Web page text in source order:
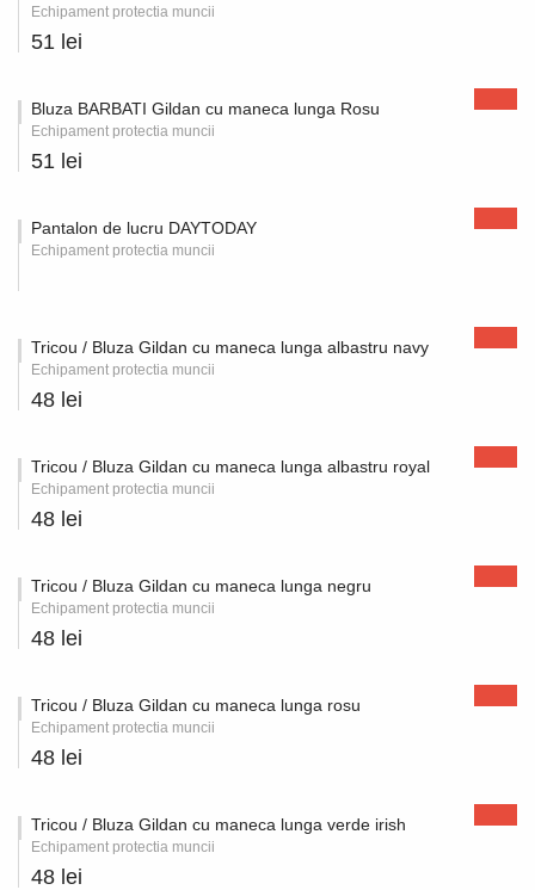
Echipament protectia muncii
51 lei
Bluza BARBATI Gildan cu maneca lunga Rosu
Echipament protectia muncii
51 lei
Pantalon de lucru DAYTODAY
Echipament protectia muncii
Tricou / Bluza Gildan cu maneca lunga albastru navy
Echipament protectia muncii
48 lei
Tricou / Bluza Gildan cu maneca lunga albastru royal
Echipament protectia muncii
48 lei
Tricou / Bluza Gildan cu maneca lunga negru
Echipament protectia muncii
48 lei
Tricou / Bluza Gildan cu maneca lunga rosu
Echipament protectia muncii
48 lei
Tricou / Bluza Gildan cu maneca lunga verde irish
Echipament protectia muncii
48 lei